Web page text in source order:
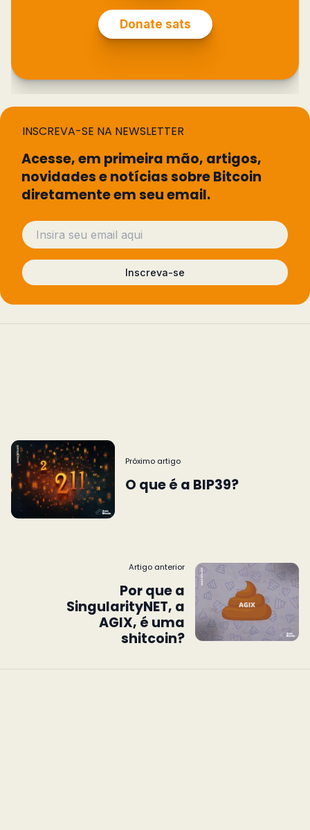
INSCREVA-SE NA NEWSLETTER
Acesse, em primeira mão, artigos,
novidades e notícias sobre Bitcoin
diretamente em seu email.
Inscreva-se
Próximo artigo
O que é a BIP39?
Artigo anterior
Por que a
SingularityNET, a
AGIX, é uma
shitcoin?